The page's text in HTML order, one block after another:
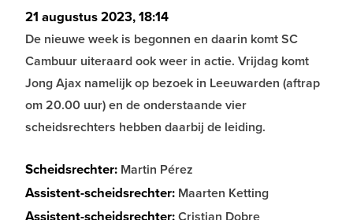
21 augustus 2023, 18:14
De nieuwe week is begonnen en daarin komt SC
Cambuur uiteraard ook weer in actie. Vrijdag komt
Jong Ajax namelijk op bezoek in Leeuwarden (aftrap
om 20.00 uur) en de onderstaande vier
scheidsrechters hebben daarbij de leiding.
Scheidsrechter: Martin Pérez
Assistent-scheidsrechter: Maarten Ketting
Assistent-scheidsrechter:Cristian Dobre